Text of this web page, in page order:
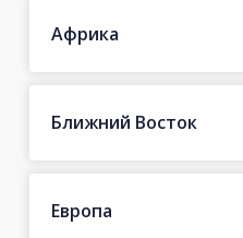
Африка
Ближний Восток
Европа